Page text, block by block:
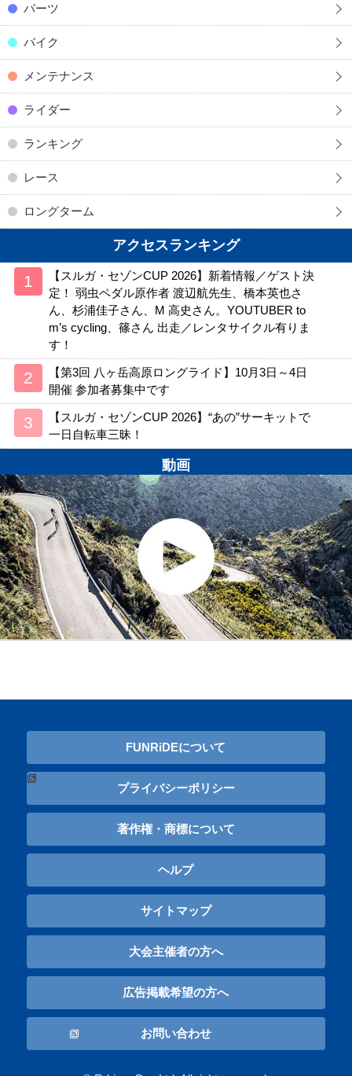
パーツ
バイク
メンテナンス
ライダー
ランキング
レース
ロングターム
アクセスランキング
【スルガ・セゾンCUP 2026】新着情報／ゲスト決
定！ 弱虫ペダル原作者 渡辺航先生、橋本英也さ
ん、杉浦佳子さん、M 高史さん。YOUTUBER to
m’s cycling、篠さん 出走／レンタサイクル有りま
す！
【第3回 八ヶ岳高原ロングライド】10月3日～4日
開催 参加者募集中です
【スルガ・セゾンCUP 2026】“あの”サーキットで
一日自転車三昧！
動画
FUNRiDEについて
プライバシーポリシー
著作権・商標について
ヘルプ
サイトマップ
大会主催者の方へ
広告掲載希望の方へ
お問い合わせ